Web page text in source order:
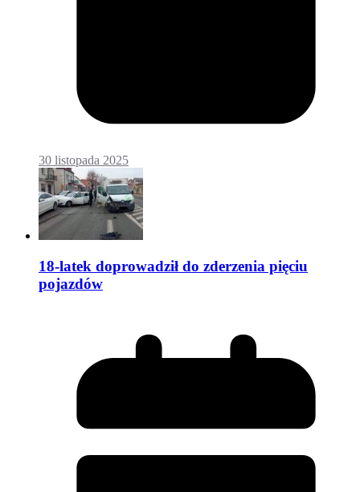
30 listopada 2025
18-latek doprowadził do zderzenia pięciu
pojazdów